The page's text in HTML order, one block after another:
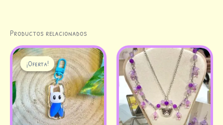
Productos relacionados
¡Oferta!
¡Oferta!
El
precio
original
era:
8,00 €.
El
precio
actual
es:
3,00 €.